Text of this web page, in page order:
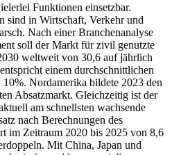
Funktionen einsetzbar.
sind in Wirtschaft, Verkehr und
Nach einer Branchenanalyse
soll der Markt für zivil genutzte
weltweit von 30,6 auf jährlich
einem durchschnittlichen
Nordamerika bildete 2023 den
Absatzmarkt. Gleichzeitig ist der
am schnellsten wachsende
nach Berechnungen des
im Zeitraum 2020 bis 2025 von 8,6
Mit China, Japan und